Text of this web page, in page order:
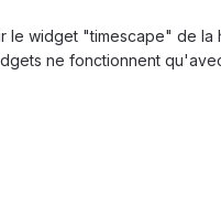
widget "timescape" de
ne fonctionnent